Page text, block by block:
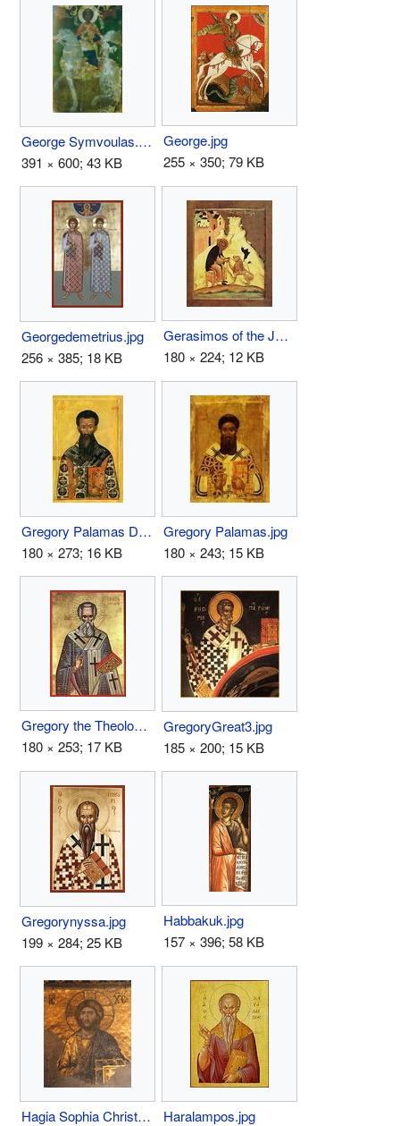
George Symvoulas.jpg
391 × 600; 43 KB
George.jpg
255 × 350; 79 KB
Georgedemetrius.jpg
256 × 385; 18 KB
Gerasimos of the Jordan.jpg
180 × 224; 12 KB
Gregory Palamas Dionysiou.jpg
180 × 273; 16 KB
Gregory Palamas.jpg
180 × 243; 15 KB
Gregory the Theologian.jpg
180 × 253; 17 KB
GregoryGreat3.jpg
185 × 200; 15 KB
Gregorynyssa.jpg
199 × 284; 25 KB
Habbakuk.jpg
157 × 396; 58 KB
Hagia Sophia Christ.jpg
Haralampos.jpg